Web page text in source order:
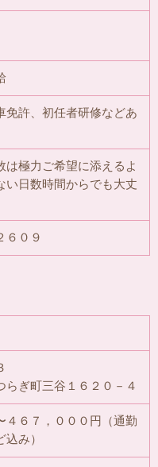
許、初任者研修などあ
は極力ご希望に添えるよ
い日数時間からでも大丈
６０９
らぎ町三谷１６２０－４
４６７，０００円（通勤
み）